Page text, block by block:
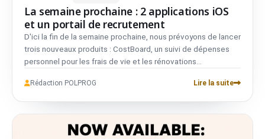
La semaine prochaine : 2 applications iOS
et un portail de recrutement
D'ici la fin de la semaine prochaine, nous prévoyons de lancer
trois nouveaux produits : CostBoard, un suivi de dépenses
personnel pour les frais de vie et les rénovations
tenus secrets) ; et un portail de recrutement qui met les
Rédaction POLPROG Lire la suite